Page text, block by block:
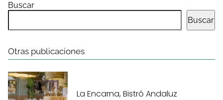
Buscar
Buscar
Otras publicaciones
La Encarna, Bistró Andaluz